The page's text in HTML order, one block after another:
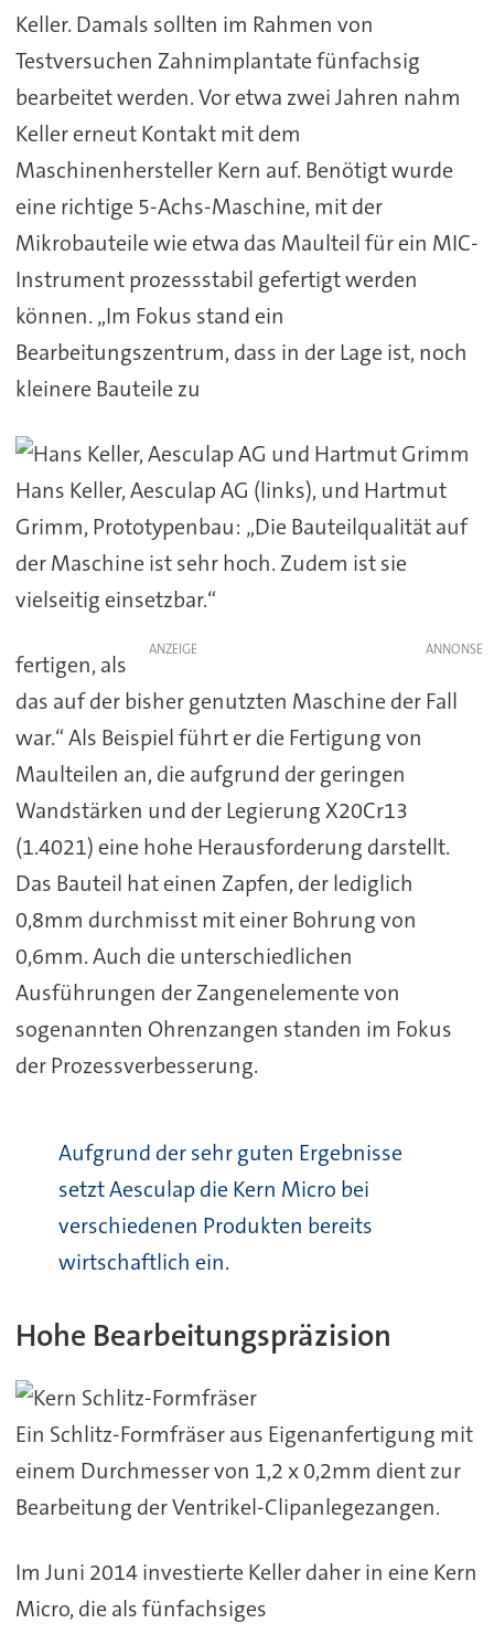
Keller. Damals sollten im Rahmen von
Testversuchen Zahnimplantate fünfachsig
bearbeitet werden. Vor etwa zwei Jahren nahm
Keller erneut Kontakt mit dem
Maschinenhersteller Kern auf. Benötigt wurde
eine richtige 5-Achs-Maschine, mit der
Mikrobauteile wie etwa das Maulteil für ein MIC-
Instrument prozessstabil gefertigt werden
können. „Im Fokus stand ein
Bearbeitungszentrum, dass in der Lage ist, noch
kleinere Bauteile zu
Hans Keller, Aesculap AG (links), und Hartmut
Grimm, Prototypenbau: „Die Bauteilqualität auf
der Maschine ist sehr hoch. Zudem ist sie
vielseitig einsetzbar.“
ANZEIGE
fertigen, als
das auf der bisher genutzten Maschine der Fall
war.“ Als Beispiel führt er die Fertigung von
Maulteilen an, die aufgrund der geringen
Wandstärken und der Legierung X20Cr13
(1.4021) eine hohe Herausforderung darstellt.
Das Bauteil hat einen Zapfen, der lediglich
0,8mm durchmisst mit einer Bohrung von
0,6mm. Auch die unterschiedlichen
Ausführungen der Zangenelemente von
sogenannten Ohrenzangen standen im Fokus
der Prozessverbesserung.
Aufgrund der sehr guten Ergebnisse
setzt Aesculap die Kern Micro bei
verschiedenen Produkten bereits
wirtschaftlich ein.
Hohe Bearbeitungspräzision
Ein Schlitz-Formfräser aus Eigenanfertigung mit
einem Durchmesser von 1,2 x 0,2mm dient zur
Bearbeitung der Ventrikel-Clipanlegezangen.
Im Juni 2014 investierte Keller daher in eine Kern
Micro, die als fünfachsiges